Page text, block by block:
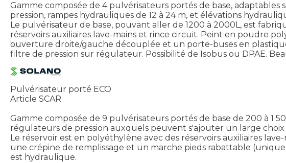
Gamme composée de 4 pulvérisateurs portés de base,
pression, rampes hydrauliques de 12 à 24 m, et élévations
Le pulvérisateur de base, pouvant aller de 1200 à 2000L, est
réservoirs auxiliaires lave-mains et rince circuit. Peint en poudre
ouverture droite/gauche découplée et un porte-buses en
filtre de pression sur régulateur. Possibilité de Isobus ou DPAE.
Pulvérisateur porté ECO
Article SCAR
Gamme composée de 9 pulvérisateurs portés de base de 200 à 1
régulateurs de pression auxquels peuvent s'ajouter un large choix
Le réservoir est en polyéthylène avec des réservoirs auxiliaires
une crépine de remplissage et un marche pieds rabattable
est hydraulique.